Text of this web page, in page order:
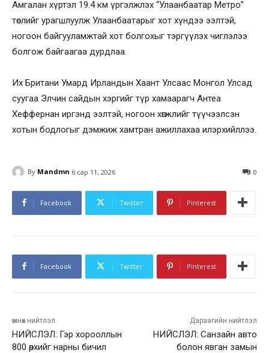
Амгалан хүртэл 19.4 км үргэлжлэх “Улаанбаатар Метро”
төслийг урагшлуулж Улаанбаатарыг хот хүндээ ээлтэй,
ногоон байгууламжтай хот болгохыг тэргүүлэх чиглэлээ
болгож байгаагаа дурдлаа.
Их Британи Умард Ирландын Хаант Улсаас Монгол Улсад
суугаа Элчин сайдын хэргийг түр хамаарагч Антеа
Хеффернан иргэнд ээлтэй, ногоон хөгжлийг түүчээлсэн
хотын бодлогыг дэмжиж хамтран ажиллахаа илэрхийллээ.
By Mandmn 6 сар 11, 2026 0
Facebook Twitter Pinterest
Facebook Twitter Pinterest
өмнөх нийтлэл
НИЙСЛЭЛ: Гэр хорооллын
800 өрхийг нарны бичил
Дараагийн нийтлэл
НИЙСЛЭЛ: Санзайн авто
болон явган замын